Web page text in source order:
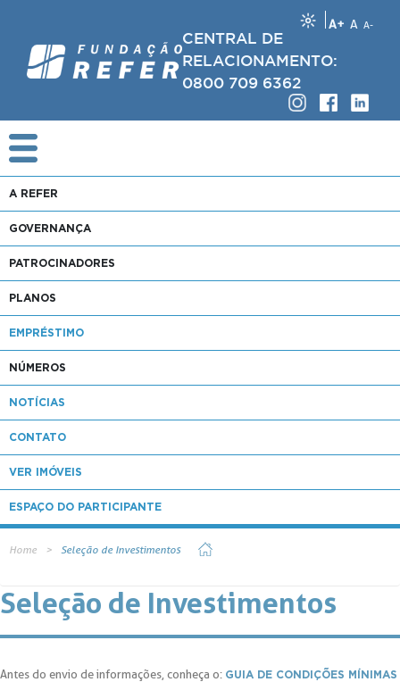
A+ A A-
CENTRAL DE
RELACIONAMENTO:
0800 709 6362
A REFER
GOVERNANÇA
PATROCINADORES
PLANOS
EMPRÉSTIMO
NÚMEROS
NOTÍCIAS
CONTATO
VER IMÓVEIS
ESPAÇO DO PARTICIPANTE
Home Seleção de Investimentos
Seleção de Investimentos
Antes do envio de informações, conheça o: GUIA DE CONDIÇÕES MÍNIMAS